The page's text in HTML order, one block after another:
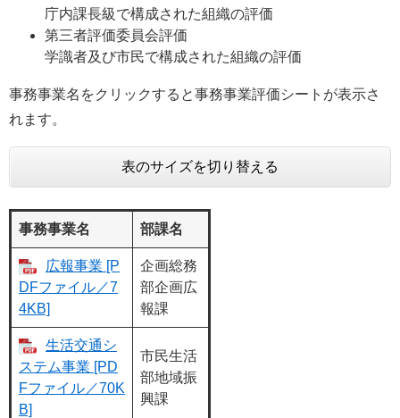
庁内課長級で構成された組織の評価
第三者評価委員会評価
学識者及び市民で構成された組織の評価
事務事業名をクリックすると事務事業評価シートが表示さ
れます。
表のサイズを切り替える
事務事業名 部課名
広報事業 [P
DFファイル／7
4KB]
企画総務
部企画広
報課
生活交通シ
ステム事業 [PD
Fファイル／70K
B]
市民生活
部地域振
興課